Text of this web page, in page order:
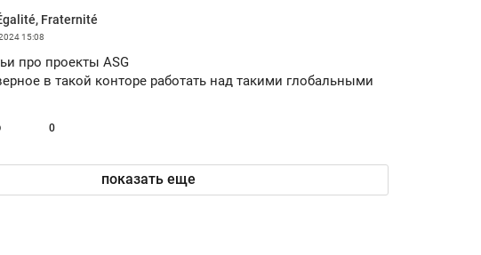
Fraternité
15:08
про проекты ASG
в такой конторе работать над такими глобальными
0
показать еще